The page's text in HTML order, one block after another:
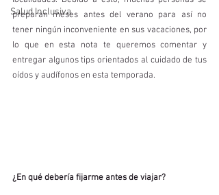
Salud Inclusiva
preparan meses antes del verano para así no
tener ningún inconveniente en sus vacaciones, por
lo que en esta nota te queremos comentar y
entregar algunos tips orientados al cuidado de tus
oídos y audífonos en esta temporada.
¿En qué debería fijarme antes de viajar?